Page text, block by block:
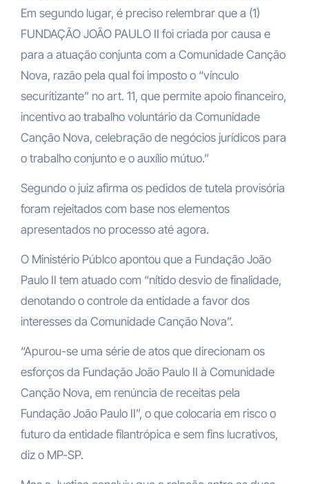
Em segundo lugar, é preciso relembrar que a (1)
FUNDAÇÃO JOÃO PAULO II foi criada por causa e
para a atuação conjunta com a Comunidade Canção
Nova, razão pela qual foi imposto o “vínculo
securitizante” no art. 11, que permite apoio financeiro,
incentivo ao trabalho voluntário da Comunidade
Canção Nova, celebração de negócios jurídicos para
o trabalho conjunto e o auxílio mútuo.”
Segundo o juiz afirma os pedidos de tutela provisória
foram rejeitados com base nos elementos
apresentados no processo até agora.
O Ministério Públco apontou que a Fundação João
Paulo II tem atuado com “nítido desvio de finalidade,
denotando o controle da entidade a favor dos
interesses da Comunidade Canção Nova”.
“Apurou-se uma série de atos que direcionam os
esforços da Fundação João Paulo II à Comunidade
Canção Nova, em renúncia de receitas pela
Fundação João Paulo II”, o que colocaria em risco o
futuro da entidade filantrópica e sem fins lucrativos,
diz o MP-SP.